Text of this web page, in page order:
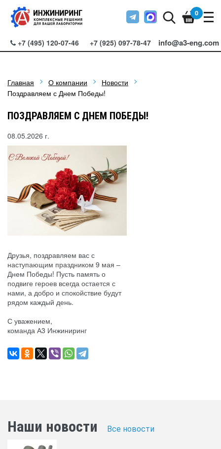
+7 (495) 120-07-46 +7 (925) 097-78-47 info@a3-eng.com
0
Главная О компании
Новости
Поздравляем с Днем Победы!
ПОЗДРАВЛЯЕМ С ДНЕМ ПОБЕДЫ!
08.05.2026 г.
Друзья, поздравляем вас с
наступающим праздником 9 мая –
Днем Победы! Пусть память о
подвиге героев всегда остается с
нами, а добро и спокойствие будут
рядом каждый день.
С уважением,
команда А3 Инжиниринг
Наши новости Все новости